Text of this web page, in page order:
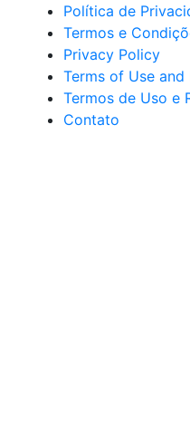
Política de
Termos e
Privacy Policy
Terms of Use
Termos de Uso e
Contato